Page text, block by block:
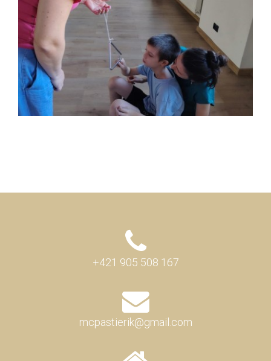
+421 905 508 167
mcpastierik@gmail.com